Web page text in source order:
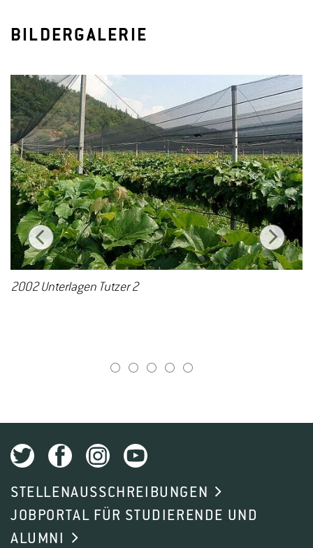
BILDERGALERIE
2002 Unterlagen Tutzer 2
1 2 3 4 5
STELLENAUSSCHREIBUNGEN
JOBPORTAL FÜR STUDIERENDE UND
ALUMNI